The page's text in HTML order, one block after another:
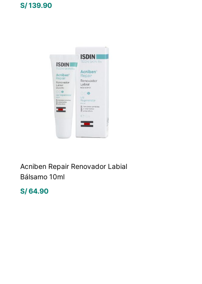
S/139.90
Acniben Repair Renovador Labial
Bálsamo 10ml
S/64.90